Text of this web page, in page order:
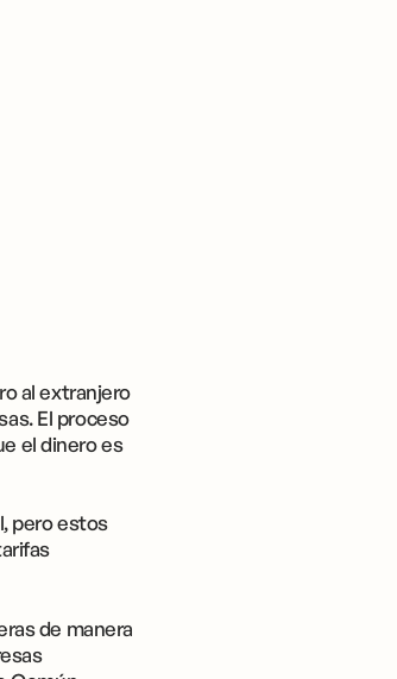
al extranjero
El proceso
el dinero es
pero estos
de manera